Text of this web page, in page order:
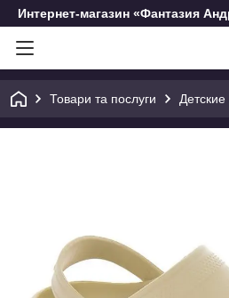
Интернет-магазин «Фантазия
Товари та послуги